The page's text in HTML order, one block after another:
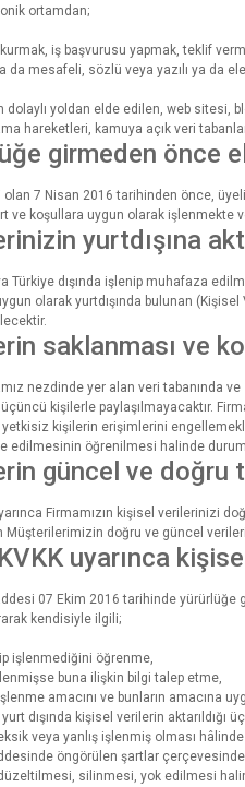
ortamdan;
iş başvurusu yapmak, teklif
da mesafeli, sözlü veya yazılı ya da
dolaylı yoldan elde edilen, web sitesi,
hareketleri, kamuya açık veri
girmeden önce
olan 7 Nisan 2016 tarihinden önce,
ve koşullara uygun olarak işlenmekte
yurtdışına
Türkiye dışında işlenip muhafaza
olarak yurtdışında bulunan
saklanması ve
nezdinde yer alan veri tabanında
kişilerle paylaşılmayacaktır.
kişilerin erişimlerini
edilmesinin öğrenilmesi halinde
güncel ve doğru
Firmamızın kişisel verilerinizi
doğru ve güncel
uyarınca
07 Ekim 2016 tarihinde
kendisiyle ilgili;
işlenmediğini öğrenme,
buna ilişkin bilgi talep etme,
amacını ve bunların amacına
dışında kişisel verilerin aktarıldığı
veya yanlış işlenmiş olması
öngörülen şartlar
silinmesi, yok edilmesi